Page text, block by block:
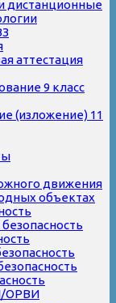
дистанционные
аттестация
9 класс
(изложение) 11
движения
объектах
ОРВИ